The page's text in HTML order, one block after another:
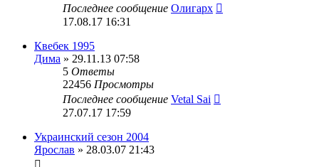
Последнее сообщение Олигарх
17.08.17 16:31
Квебек 1995
Дима » 29.11.13 07:58
5 Ответы
22456 Просмотры
Последнее сообщение Vetal Sai
27.07.17 17:59
Украинский сезон 2004
Ярослав » 28.03.07 21:43